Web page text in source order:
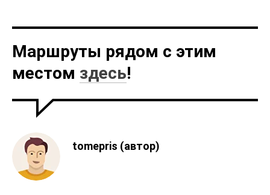
Маршруты рядом с этим
местом здесь!
tomepris (автор)